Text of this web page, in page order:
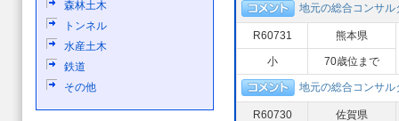
地元の総合コンサル
R60731 熊本県
小 70歳位まで
地元の総合コンサル
R60730 佐賀県
森林土木
トンネル
水産土木
鉄道
その他